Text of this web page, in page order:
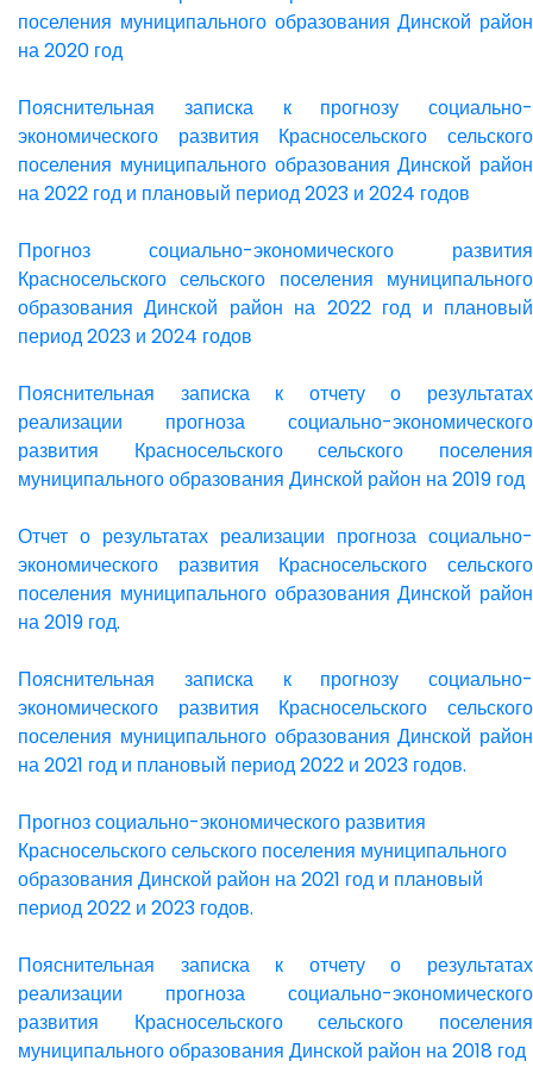
поселения муниципального образования Динской район
на 2020 год
Пояснительная записка к прогнозу социально-
экономического развития Красносельского сельского
поселения муниципального образования Динской район
на 2022 год и плановый период 2023 и 2024 годов
Прогноз социально-экономического развития
Красносельского сельского поселения муниципального
образования Динской район на 2022 год и плановый
период 2023 и 2024 годов
Пояснительная записка к отчету о результатах
реализации прогноза социально-экономического
развития Красносельского сельского поселения
муниципального образования Динской район на 2019 год
Отчет о результатах реализации прогноза социально-
экономического развития Красносельского сельского
поселения муниципального образования Динской район
на 2019 год.
Пояснительная записка к прогнозу социально-
экономического развития Красносельского сельского
поселения муниципального образования Динской район
на 2021 год и плановый период 2022 и 2023 годов.
Прогноз социально-экономического развития
Красносельского сельского поселения муниципального
образования Динской район на 2021 год и плановый
период 2022 и 2023 годов.
Пояснительная записка к отчету о результатах
реализации прогноза социально-экономического
развития Красносельского сельского поселения
муниципального образования Динской район на 2018 год